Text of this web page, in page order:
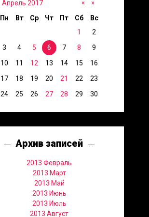
«
Апрель 2017 »
Пн Вт Ср Чт Пт Сб
Вс
1
2
3
4 5 6 7 8
9
10
11 12 13 14 15
16
17
18 19 20 21 22
23
24
25 26 27 28 29 30
Архив записей
2013 Февраль
2013 Март
2013 Май
2013 Июнь
2013 Июль
2013 Август